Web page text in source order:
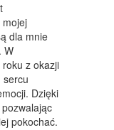
mojej
dla mnie
W
z okazji
sercu
Dzięki
pokochać.